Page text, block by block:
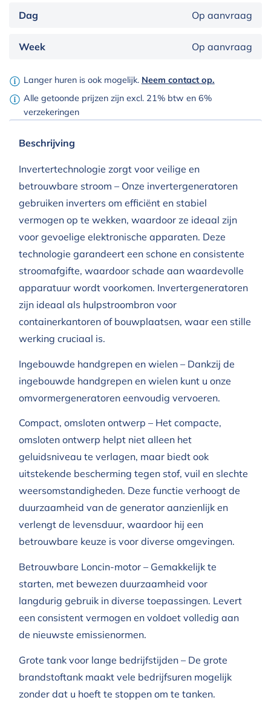
Dag Op aanvraag
Week Op aanvraag
Langer huren is ook mogelijk. Neem contact op.
Alle getoonde prijzen zijn excl. 21% btw en 6%
verzekeringen
Beschrijving
Invertertechnologie zorgt voor veilige en
betrouwbare stroom – Onze invertergeneratoren
gebruiken inverters om efficiënt en stabiel
vermogen op te wekken, waardoor ze ideaal zijn
voor gevoelige elektronische apparaten. Deze
technologie garandeert een schone en consistente
stroomafgifte, waardoor schade aan waardevolle
apparatuur wordt voorkomen. Invertergeneratoren
zijn ideaal als hulpstroombron voor
containerkantoren of bouwplaatsen, waar een stille
werking cruciaal is.
Ingebouwde handgrepen en wielen – Dankzij de
ingebouwde handgrepen en wielen kunt u onze
omvormergeneratoren eenvoudig vervoeren.
Compact, omsloten ontwerp – Het compacte,
omsloten ontwerp helpt niet alleen het
geluidsniveau te verlagen, maar biedt ook
uitstekende bescherming tegen stof, vuil en slechte
weersomstandigheden. Deze functie verhoogt de
duurzaamheid van de generator aanzienlijk en
verlengt de levensduur, waardoor hij een
betrouwbare keuze is voor diverse omgevingen.
Betrouwbare Loncin-motor – Gemakkelijk te
starten, met bewezen duurzaamheid voor
langdurig gebruik in diverse toepassingen. Levert
een consistent vermogen en voldoet volledig aan
de nieuwste emissienormen.
Grote tank voor lange bedrijfstijden – De grote
brandstoftank maakt vele bedrijfsuren mogelijk
zonder dat u hoeft te stoppen om te tanken.